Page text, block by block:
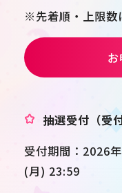
※先着順・上限数
抽選受付（受
受付期間：2026
(月) 23:59